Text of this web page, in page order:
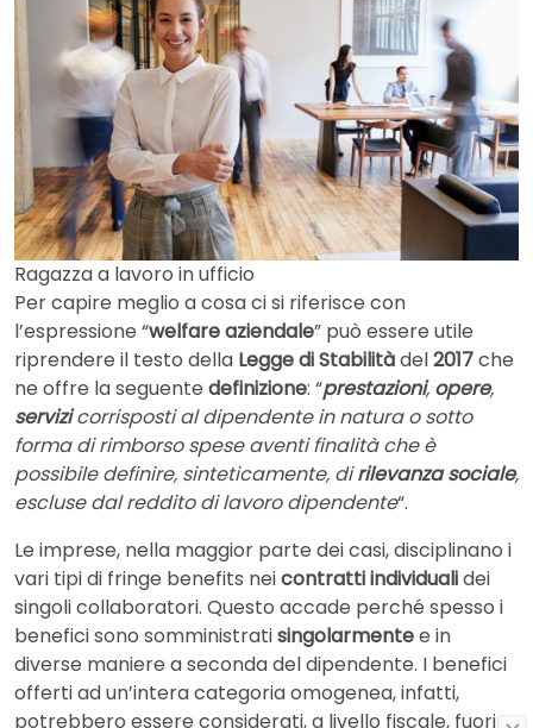
Ragazza a lavoro in ufficio
Per capire meglio a cosa ci si riferisce con
l’espressione “welfare aziendale” può essere utile
riprendere il testo della Legge di Stabilitàdel2017che
ne offre la seguente definizione: “prestazioni, opere,
servizicorrisposti al dipendente in natura o sotto
forma di rimborso spese aventi finalità che è
possibile definire, sinteticamente, dirilevanza sociale,
escluse dal reddito di lavoro dipendente“.
Le imprese, nella maggior parte dei casi, disciplinano i
vari tipi di fringe benefits neicontratti individualidei
singoli collaboratori. Questo accade perché spesso i
benefici sono somministratisingolarmentee in
diverse maniere a seconda del dipendente. I benefici
offerti ad un’intera categoria omogenea, infatti,
potrebbero essere considerati, a livello fiscale, fuori